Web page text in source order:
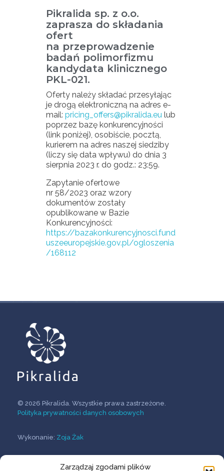
Zarządzaj zgodami plików
Pikralida sp. z o.o.
zaprasza do składania
ofert
na przeprowadzenie
badań polimorfizmu
kandydata klinicznego
PKL-021.
Oferty należy składać przesyłając
je drogą elektroniczną na adres e-
mail: pricing_offers@pikralida.eu lub
poprzez bazę konkurencyjności
(link poniżej), osobiście, pocztą,
kurierem na adres naszej siedziby
(liczy się data wpływu) do dnia 3
sierpnia 2023 r. do godz.: 23:59.
Zapytanie ofertowe
nr 58/2023 oraz wzory
dokumentów zostały
opublikowane w Bazie
Konkurencyjności:
https://bazakonkurencyjnosci.fund
uszeeuropejskie.gov.pl/ogloszenia
/168112
© 2026 Pikralida. Wszystkie prawa zastrzeżone.
Polityka prywatności danych osobowych
Wykonanie: Zoja Żak